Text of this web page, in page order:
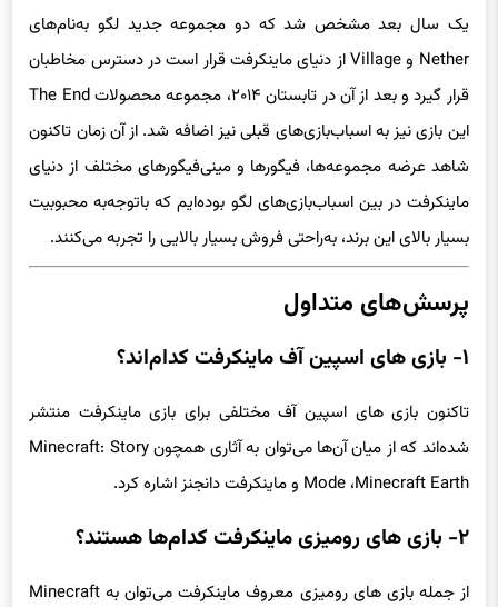
یک سال بعد مشخص شد که دو مجموعه جدید لگو به‌نام‌های
Nether و Village از دنیای ماینکرفت قرار است در دسترس مخاطبان
قرار گیرد و بعد از آن در تابستان ۲۰۱۴، مجموعه محصولات The End
این بازی نیز به اسباب‌بازی‌های قبلی نیز اضافه شد. از آن زمان تاکنون
شاهد عرضه مجموعه‌ها، فیگورها و مینی‌فیگورهای مختلف از دنیای
ماینکرفت در بین اسباب‌بازی‌های لگو بوده‌ایم که باتوجه‌به محبوبیت
بسیار بالای این برند، به‌راحتی فروش بسیار بالایی را تجربه می‌کنند.
پرسش‌های متداول
۱- بازی های اسپین آف ماینکرفت کدام‌اند؟
تاکنون بازی های اسپین آف مختلفی برای بازی ماینکرفت منتشر
شده‌اند که از میان آن‌ها می‌توان به آثاری همچون Minecraft: Story
Mode ،Minecraft Earth و ماینکرفت دانجنز اشاره کرد.
۲- بازی های رومیزی ماینکرفت کدام‌ها هستند؟
از جمله بازی های رومیزی معروف ماینکرفت می‌توان به Minecraft